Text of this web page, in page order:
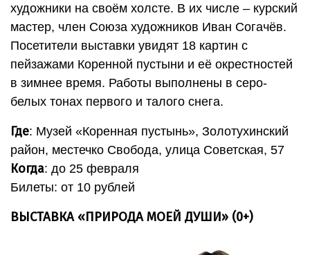
художники на своём холсте. В их числе – курский
мастер, член Союза художников Иван Согачёв.
Посетители выставки увидят 18 картин с
пейзажами Коренной пустыни и её окрестностей
в зимнее время. Работы выполнены в серо-
белых тонах первого и талого снега.
Где: Музей «Коренная пустынь», Золотухинский
район, местечко Свобода, улица Советская, 57
Когда: до 25 февраля
Билеты: от 10 рублей
ВЫСТАВКА «ПРИРОДА МОЕЙ ДУШИ» (0+)